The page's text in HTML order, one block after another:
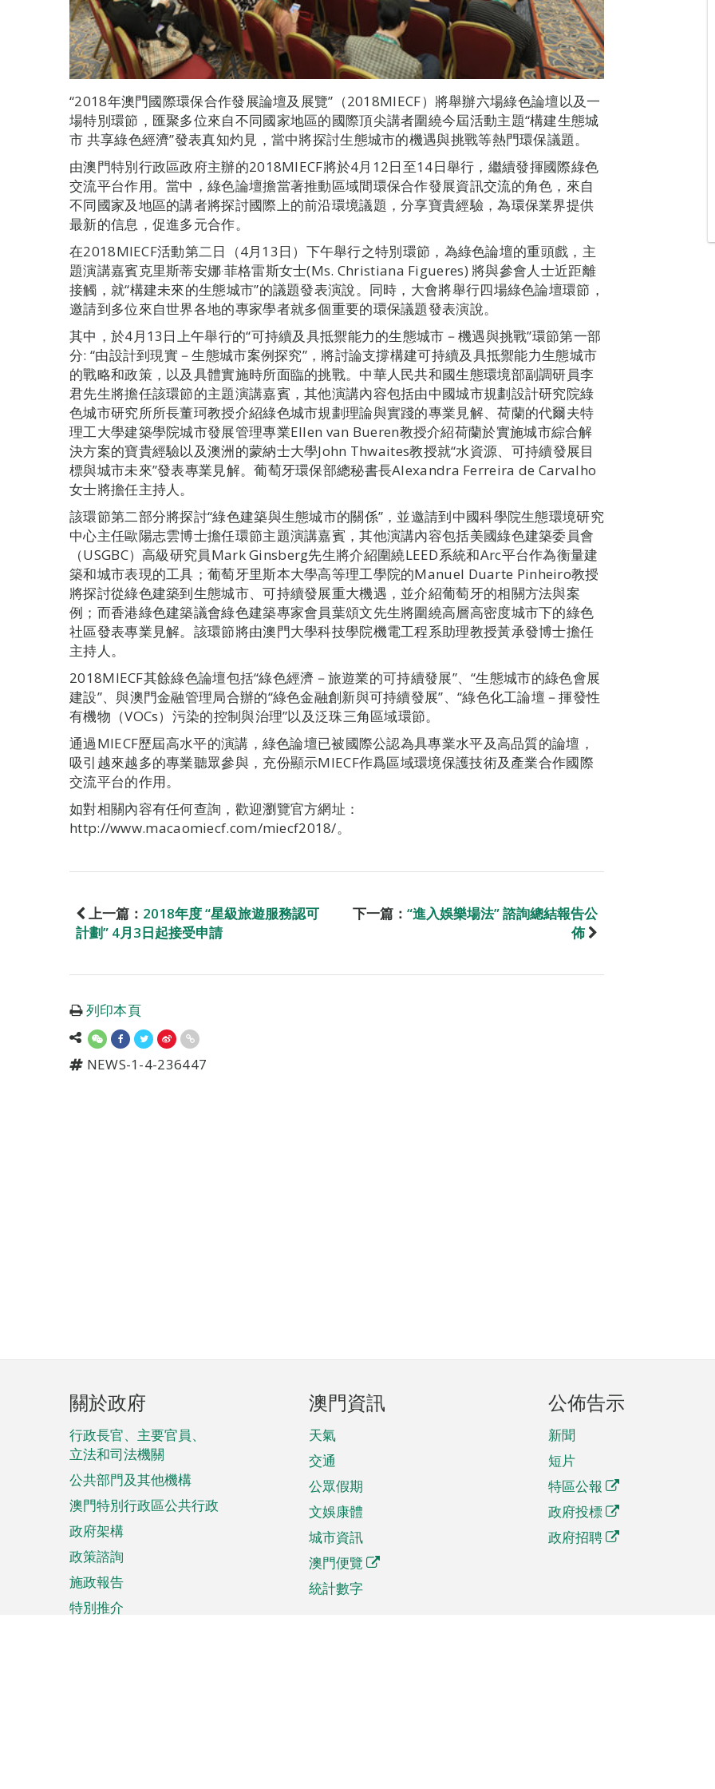
“2018年澳門國際環保合作發展論壇及展覽”（2018MIECF）將舉辦六場綠色論壇以及一
場特別環節，匯聚多位來自不同國家地區的國際頂尖講者圍繞今屆活動主題“構建生態城
市 共享綠色經濟”發表真知灼見，當中將探討生態城市的機遇與挑戰等熱門環保議題。
由澳門特別行政區政府主辦的2018MIECF將於4月12日至14日舉行，繼續發揮國際綠色
交流平台作用。當中，綠色論壇擔當著推動區域間環保合作發展資訊交流的角色，來自
不同國家及地區的講者將探討國際上的前沿環境議題，分享寶貴經驗，為環保業界提供
最新的信息，促進多元合作。
在2018MIECF活動第二日（4月13日）下午舉行之特別環節，為綠色論壇的重頭戲，主
題演講嘉賓克里斯蒂安娜‧菲格雷斯女士(Ms. Christiana Figueres) 將與參會人士近距離
接觸，就“構建未來的生態城市”的議題發表演說。同時，大會將舉行四場綠色論壇環節，
邀請到多位來自世界各地的專家學者就多個重要的環保議題發表演說。
其中，於4月13日上午舉行的“可持續及具抵禦能力的生態城市－機遇與挑戰”環節第一部
分: “由設計到現實－生態城市案例探究”，將討論支撐構建可持續及具抵禦能力生態城市
的戰略和政策，以及具體實施時所面臨的挑戰。中華人民共和國生態環境部副調研員李
君先生將擔任該環節的主題演講嘉賓，其他演講內容包括由中國城市規劃設計研究院綠
色城市研究所所長董珂教授介紹綠色城市規劃理論與實踐的專業見解、荷蘭的代爾夫特
理工大學建築學院城市發展管理專業Ellen van Bueren教授介紹荷蘭於實施城市綜合解
決方案的寶貴經驗以及澳洲的蒙納士大學John Thwaites教授就“水資源、可持續發展目
標與城市未來”發表專業見解。葡萄牙環保部總秘書長Alexandra Ferreira de Carvalho
女士將擔任主持人。
該環節第二部分將探討“綠色建築與生態城市的關係”，並邀請到中國科學院生態環境研究
中心主任歐陽志雲博士擔任環節主題演講嘉賓，其他演講內容包括美國綠色建築委員會
（USGBC）高級研究員Mark Ginsberg先生將介紹圍繞LEED系統和Arc平台作為衡量建
築和城市表現的工具；葡萄牙里斯本大學高等理工學院的Manuel Duarte Pinheiro教授
將探討從綠色建築到生態城市、可持續發展重大機遇，並介紹葡萄牙的相關方法與案
例；而香港綠色建築議會綠色建築專家會員葉頌文先生將圍繞高層高密度城市下的綠色
社區發表專業見解。該環節將由澳門大學科技學院機電工程系助理教授黃承發博士擔任
主持人。
2018MIECF其餘綠色論壇包括“綠色經濟－旅遊業的可持續發展”、“生態城市的綠色會展
建設”、與澳門金融管理局合辦的“綠色金融創新與可持續發展”、“綠色化工論壇－揮發性
有機物（VOCs）污染的控制與治理”以及泛珠三角區域環節。
通過MIECF歷屆高水平的演講，綠色論壇已被國際公認為具專業水平及高品質的論壇，
吸引越來越多的專業聽眾參與，充份顯示MIECF作爲區域環境保護技術及產業合作國際
交流平台的作用。
如對相關內容有任何查詢，歡迎瀏覽官方網址：
http://www.macaomiecf.com/miecf2018/。
上一篇： 2018年度 “星級旅遊服務認可
計劃” 4月3日起接受申請
下一篇： “進入娛樂場法” 諮詢總結報告公
佈
列印本頁
NEWS-1-4-236447
頁
腳
菜
單
關於政府
行政長官、主要官員、
立法和司法機關
公共部門及其他機構
澳門特別行政區公共行政
政府架構
政策諮詢
施政報告
特別推介
澳門資訊
天氣
交通
公眾假期
文娛康體
城市資訊
澳門便覽
統計數字
公佈告示
新聞
短片
特區公報
政府投標
政府招聘